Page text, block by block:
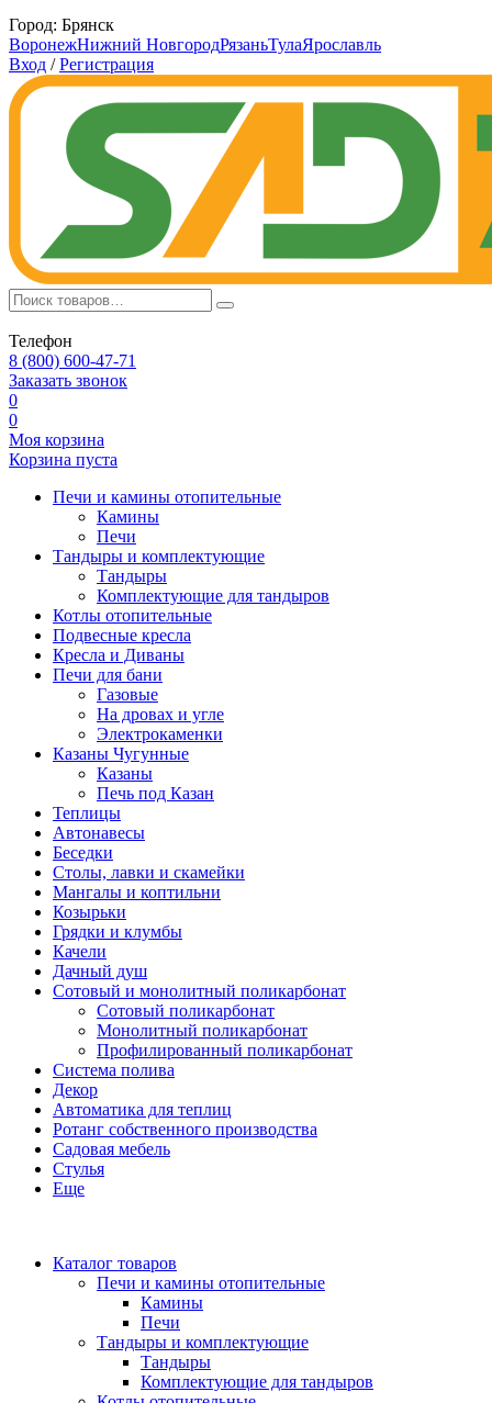
Город: Брянск
ВоронежНижний НовгородРязаньТулаЯрославль
Вход / Регистрация
Телефон
8 (800) 600-47-71
Заказать звонок
0
0
Моя корзина
Корзина пуста
Печи и камины отопительные
Камины
Печи
Тандыры и комплектующие
Тандыры
Комплектующие для тандыров
Котлы отопительные
Подвесные кресла
Кресла и Диваны
Печи для бани
Газовые
На дровах и угле
Электрокаменки
Казаны Чугунные
Казаны
Печь под Казан
Теплицы
Автонавесы
Беседки
Столы, лавки и скамейки
Мангалы и коптильни
Козырьки
Грядки и клумбы
Качели
Дачный душ
Сотовый и монолитный поликарбонат
Сотовый поликарбонат
Монолитный поликарбонат
Профилированный поликарбонат
Система полива
Декор
Автоматика для теплиц
Ротанг собственного производства
Садовая мебель
Стулья
Еще
Каталог товаров
Печи и камины отопительные
Камины
Печи
Тандыры и комплектующие
Тандыры
Комплектующие для тандыров